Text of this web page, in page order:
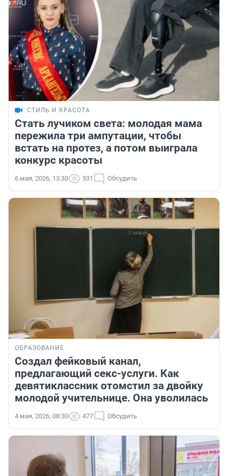
СТИЛЬ И КРАСОТА
Стать лучиком света: молодая мама
пережила три ампутации, чтобы
встать на протез, а потом выиграла
конкурс красоты
6 мая, 2026, 13:30 531 Обсудить
ОБРАЗОВАНИЕ
Создал фейковый канал,
предлагающий секс-услуги. Как
девятиклассник отомстил за двойку
молодой учительнице. Она уволилась
4 мая, 2026, 08:30 477 Обсудить